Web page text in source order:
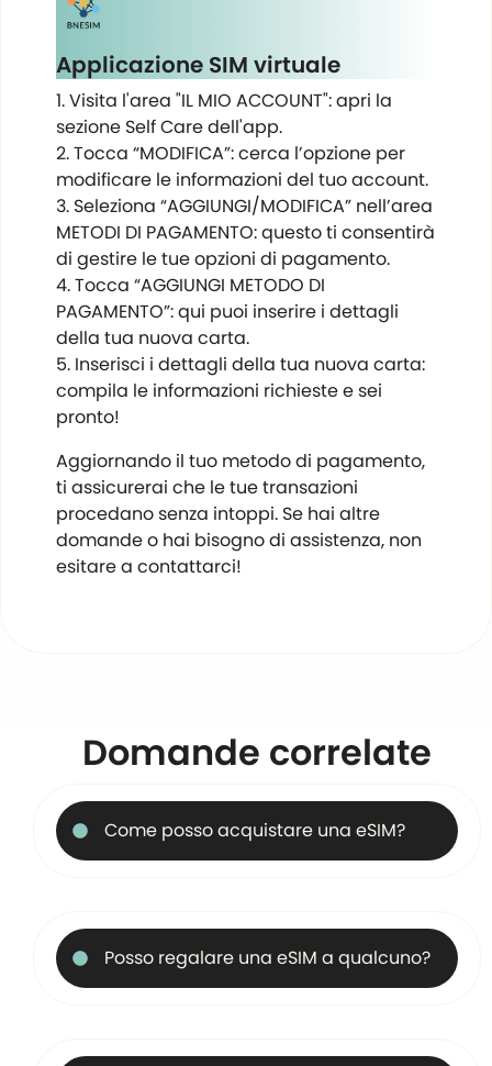
Applicazione SIM virtuale
Visita l'area "IL MIO ACCOUNT": apri la
sezione Self Care dell'app.
Tocca “MODIFICA”: cerca l’opzione per
modificare le informazioni del tuo account.
Seleziona “AGGIUNGI/MODIFICA” nell’area
METODI DI PAGAMENTO: questo ti consentirà
di gestire le tue opzioni di pagamento.
Tocca “AGGIUNGI METODO DI
PAGAMENTO”: qui puoi inserire i dettagli
della tua nuova carta.
Inserisci i dettagli della tua nuova carta:
compila le informazioni richieste e sei
pronto!
Aggiornando il tuo metodo di pagamento,
ti assicurerai che le tue transazioni
procedano senza intoppi. Se hai altre
domande o hai bisogno di assistenza, non
esitare a contattarci!
Domande correlate
Come posso acquistare una eSIM?
Posso regalare una eSIM a qualcuno?